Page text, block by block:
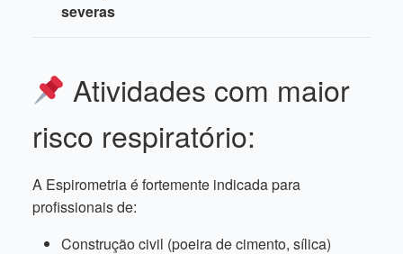
severas
Atividades com maior
risco respiratório:
A Espirometria é fortemente indicada para
profissionais de:
Construção civil (poeira de cimento, sílica)